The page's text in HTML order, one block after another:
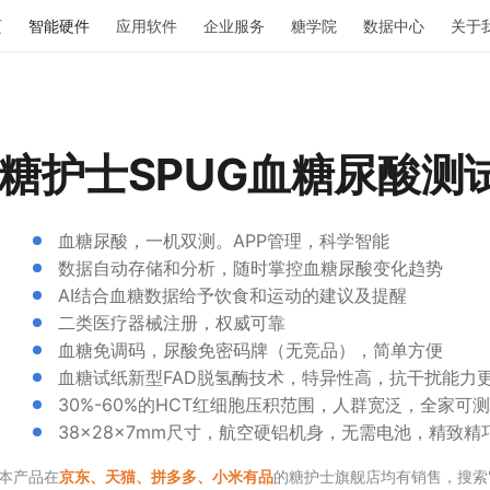
智能硬件 应用软件 企业服务 糖学院 数据中心 关于
护士SPUG血糖尿酸测
血糖尿酸，一机双测。APP管理，科学智能
数据自动存储和分析，随时掌控血糖尿酸变化趋势
AI结合血糖数据给予饮食和运动的建议及提醒
二类医疗器械注册，权威可靠
血糖免调码，尿酸免密码牌（无竞品），简单方便
血糖试纸新型FAD脱氢酶技术，特异性高，抗干扰能力
30%-60%的HCT红细胞压积范围，人群宽泛，全家可测
38×28×7mm尺寸，航空硬铝机身，无需电池，精致精
产品在京东、天猫、拼多多、小米有品的糖护士旗舰店均有销售，搜